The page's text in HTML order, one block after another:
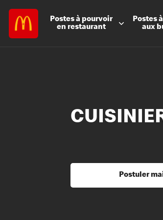
Postes à pourvoir
en restaurant
Postes à
aux
Postuler